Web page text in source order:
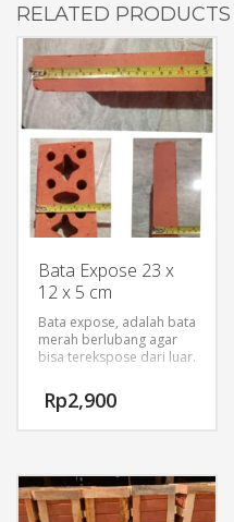
RELATED PRODUCTS
Bata Expose 23 x
12 x 5 cm
Bata expose, adalah bata
merah berlubang agar
bisa terekspose dari luar.
Rp2,900